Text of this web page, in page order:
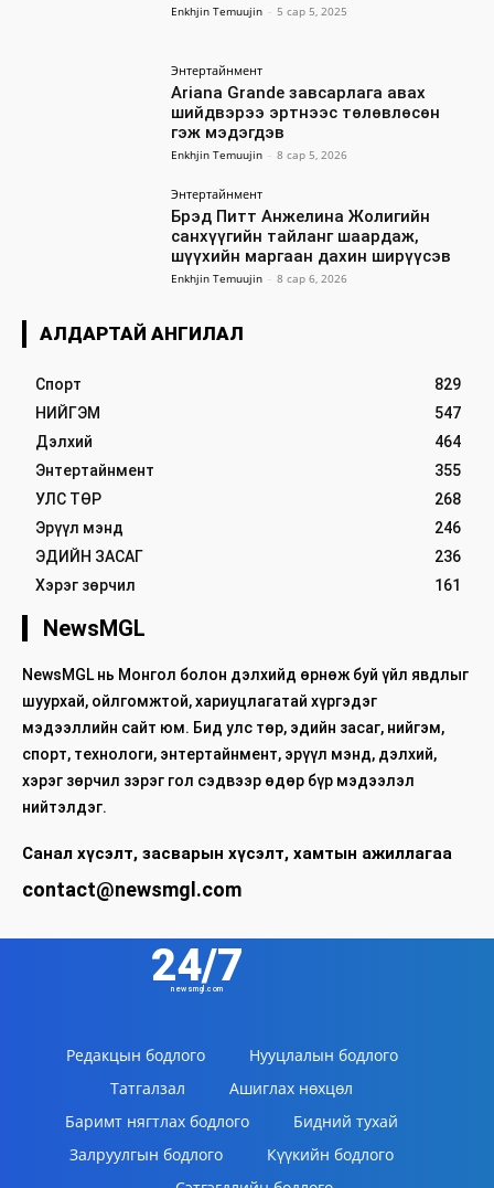
Enkhjin Temuujin - 5 сар 5, 2025
Энтертайнмент
Ariana Grande завсарлага авах
шийдвэрээ эртнээс төлөвлөсөн
гэж мэдэгдэв
Enkhjin Temuujin - 8 сар 5, 2026
Энтертайнмент
Брэд Питт Анжелина Жолигийн
санхүүгийн тайланг шаардаж,
шүүхийн маргаан дахин ширүүсэв
Enkhjin Temuujin - 8 сар 6, 2026
АЛДАРТАЙ АНГИЛАЛ
Спорт
829
НИЙГЭМ
547
Дэлхий
464
Энтертайнмент
355
УЛС ТӨР
268
Эрүүл мэнд
246
ЭДИЙН ЗАСАГ
236
Хэрэг зөрчил
161
NewsMGL
NewsMGL нь Монгол болон дэлхийд өрнөж буй үйл явдлыг
шуурхай, ойлгомжтой, хариуцлагатай хүргэдэг
мэдээллийн сайт юм. Бид улс төр, эдийн засаг, нийгэм,
спорт, технологи, энтертайнмент, эрүүл мэнд, дэлхий,
хэрэг зөрчил зэрэг гол сэдвээр өдөр бүр мэдээлэл
нийтэлдэг.
Санал хүсэлт, засварын хүсэлт, хамтын ажиллагаа
contact@newsmgl.com
24/7
newsmgl.com
Редакцын бодлого
Нууцлалын бодлого
Татгалзал
Ашиглах нөхцөл
Баримт нягтлах бодлого
Бидний тухай
Залруулгын бодлого
Күүкийн бодлого